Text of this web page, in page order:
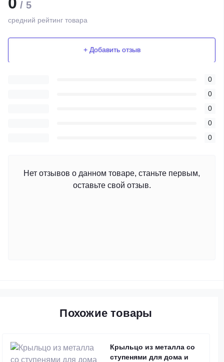
/ 5
средний рейтинг товара
+ Добавить отзыв
0
0
0
0
0
Нет отзывов о данном товаре, станьте первым,
оставьте свой отзыв.
Похожие товары
Крыльцо из металла со
ступенями для дома и